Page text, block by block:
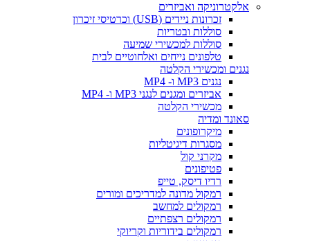
אלקטרוניקה ואביזרים
זכרונות ניידים (USB) וכרטיסי זיכרון
סוללות ובטריות
סוללות למכשירי שמיעה
טלפונים נייחים ואלחוטיים לבית
נגנים ומכשירי הקלטה
נגנים MP3 ו- MP4
אביזרים ומגנים לנגני MP3 ו- MP4
מכשירי הקלטה
סאונד ומדיה
מיקרופונים
מסגרות דיגיטליות
מקרני קול
פטיפונים
רדיו דיסק, טייפ
רמקול מדונה למדריכים ומורים
רמקולים למחשב
רמקולים רצפתיים
רמקולים בידוריות וקריוקי